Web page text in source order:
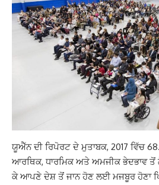
ਯੂਐੱਨ ਦੀ ਰਿਪੋਰਟ ਦੇ ਮੁਤਾਬਕ, 2017 ਵਿੱਚ
ਆਰਥਿਕ, ਧਾਰਮਿਕ ਅਤੇ ਅਮਜੀਕ ਭੇਦਭਾਵ ਤੋਂ
ਕੇ ਆਪਣੇ ਦੇਸ਼ ਤੋਂ ਜਾਨ ਹੋਣ ਲਈ ਮਜਬੂਰ ਹੋਣਾ